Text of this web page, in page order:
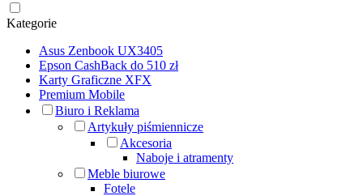
Kategorie
Asus Zenbook UX3405
Epson CashBack do 510 zł
Karty Graficzne XFX
Premium Mobile
Biuro i Reklama
Artykuły piśmiennicze
Akcesoria
Naboje i atramenty
Meble biurowe
Fotele